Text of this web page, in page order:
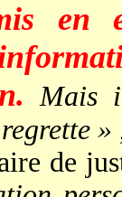
en
Mais
»
de